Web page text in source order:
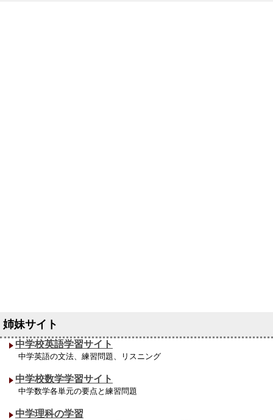
中学校英語学習サイト
中学英語の文法、練習問題、リスニング
中学校数学学習サイト
中学数学各単元の要点と練習問題
中学理科の学習